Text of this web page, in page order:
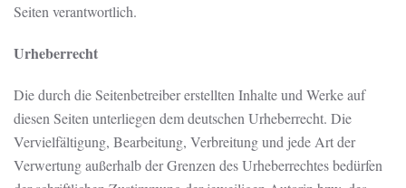
Seiten verantwortlich.
Urheberrecht
Die durch die Seitenbetreiber erstellten Inhalte und Werke auf
diesen Seiten unterliegen dem deutschen Urheberrecht. Die
Vervielfältigung, Bearbeitung, Verbreitung und jede Art der
Verwertung außerhalb der Grenzen des Urheberrechtes bedürfen